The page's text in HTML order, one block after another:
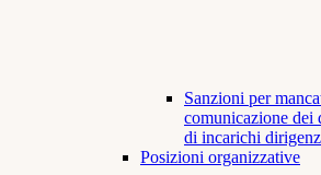
Sanzioni per
comunicazione dei
di incarichi
Posizioni organizzative